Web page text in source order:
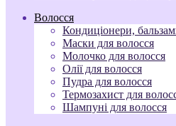
Волосся
Кондиціонери,
Маски для волосся
Молочко для волосся
Олії для волосся
Пудра для волосся
Термозахист для
Шампуні для волосся